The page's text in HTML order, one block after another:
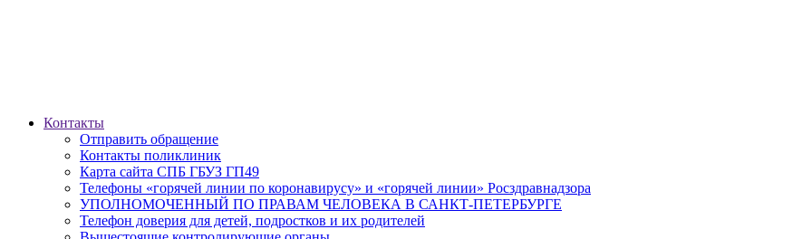
Контакты
Отправить обращение
Контакты поликлиник
Карта сайта СПБ ГБУЗ ГП49
Телефоны «горячей линии по коронавирусу» и «горячей линии» Росздравнадзора
УПОЛНОМОЧЕННЫЙ ПО ПРАВАМ ЧЕЛОВЕКА В САНКТ-ПЕТЕРБУРГЕ
Телефон доверия для детей, подростков и их родителей